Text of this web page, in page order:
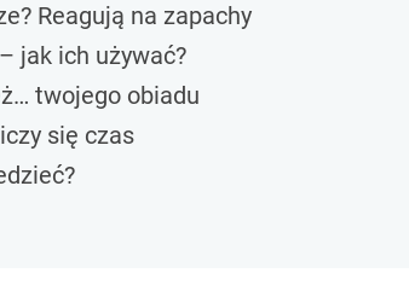
Reagują na zapachy
jak ich używać?
twojego obiadu
się czas